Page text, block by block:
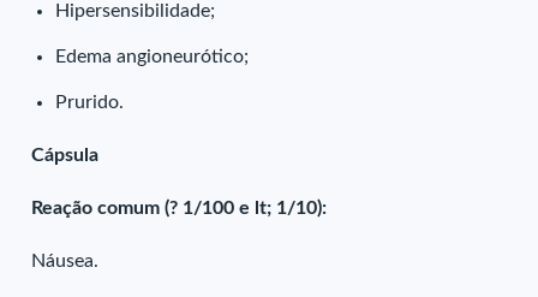
Hipersensibilidade;
Edema angioneurótico;
Prurido.
Cápsula
Reação comum (? 1/100 e lt; 1/10):
Náusea.